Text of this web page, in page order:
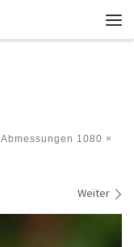
1080 ×
Weiter